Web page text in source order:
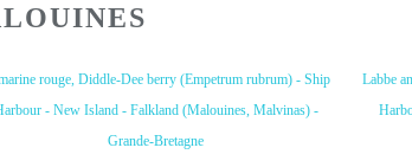
rouge, Diddle-Dee berry (Empetrum rubrum) - Ship
- New Island - Falkland (Malouines, Malvinas) -
Grande-Bretagne
Labbe